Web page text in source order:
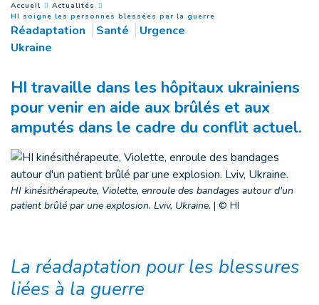
You are here :
Accueil
Actualités
HI soigne les personnes blessées par la guerre
Réadaptation Santé
Urgence
Ukraine
HI travaille dans les hôpitaux ukrainiens
pour venir en aide aux brûlés et aux
amputés dans le cadre du conflit actuel.
HI kinésithérapeute, Violette, enroule des bandages autour d'un
patient brûlé par une explosion. Lviv, Ukraine. | © HI
La réadaptation pour les blessures
liées à la guerre